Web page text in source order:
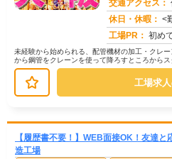
交通アクセス：
休日・休暇： <勤
工場PR： 初めての仕事探しで
未経験から始められる、配管機材の加工・クレ
から鋼管をクレーンを使って降ろすところから
りに鋼管を加工します。→ 最後に、...
工場求
【履歴書不要！】WEB面接OK！友達
造工場